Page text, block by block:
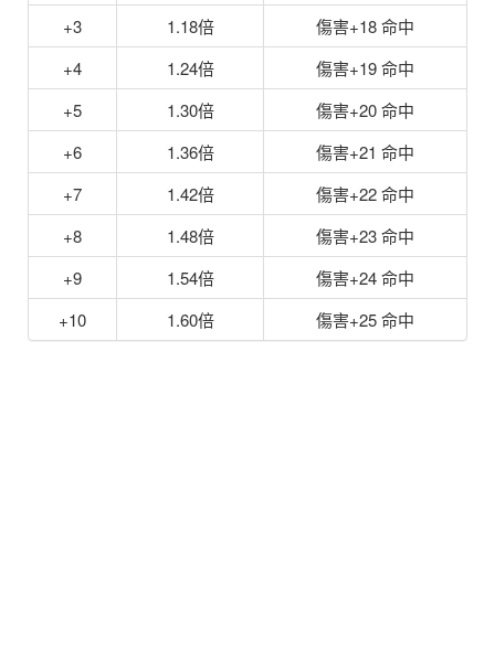
+3
1.18倍
傷害+18 命中
+4
1.24倍
傷害+19 命中
+5
1.30倍
傷害+20 命中
+6
1.36倍
傷害+21 命中
+7
1.42倍
傷害+22 命中
+8
1.48倍
傷害+23 命中
+9
1.54倍
傷害+24 命中
+10
1.60倍 傷害+25 命中